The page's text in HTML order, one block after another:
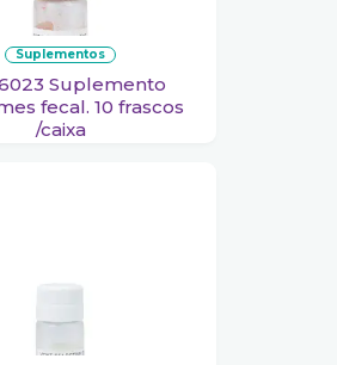
suplementos
fecal. 10 frascos
/caixa